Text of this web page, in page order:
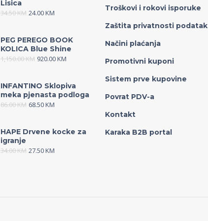
Lisica
34.50KM 24.00KM
PEG PEREGO BOOK
KOLICA Blue Shine
1,150.00KM 920.00KM
INFANTINO Sklopiva
meka pjenasta podloga
86.00KM 68.50KM
HAPE Drvene kocke za
igranje
34.00KM 27.50KM
Troškovi i rokovi isporuke
Zaštita privatnosti
Načini plaćanja
Promotivni kuponi
Sistem prve kupovine
Povrat PDV-a
Kontakt
Karaka B2B portal